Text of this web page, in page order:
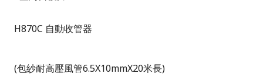
H870C 自動收管器
(包紗耐高壓風管6.5X10mmX20米長)